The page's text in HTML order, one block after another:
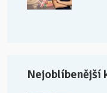
Nejoblíbenější